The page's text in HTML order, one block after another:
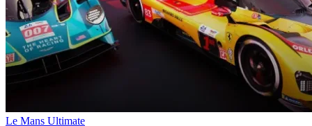
Le Mans Ultimate